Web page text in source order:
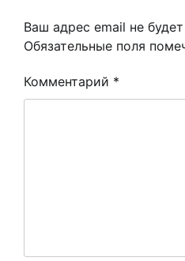
Ваш адрес email не
Обязательные поля
Комментарий *